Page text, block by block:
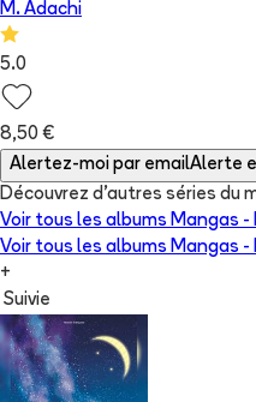
M. Adachi
5.0
8,50 €
Alertez-moi par emailAlerte
Découvrez d'autres séries du
Voir tous les albums Mangas -
Voir tous les albums Mangas -
+
Suivie